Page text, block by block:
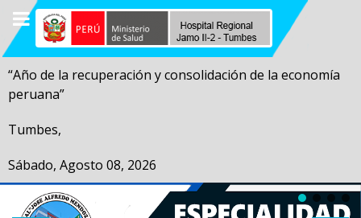
“Año de la recuperación y consolidación de la economía
peruana”
Tumbes,
Sábado, Agosto 08, 2026